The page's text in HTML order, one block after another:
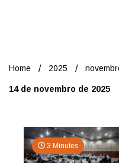
Home 2025
14 de novembro de 2025
3 Minutes